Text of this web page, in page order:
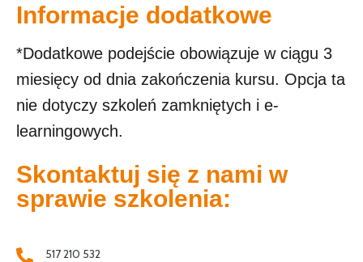
Informacje dodatkowe
*Dodatkowe podejście obowiązuje w ciągu 3
miesięcy od dnia zakończenia kursu. Opcja ta
nie dotyczy szkoleń zamkniętych i e-
learningowych.
Skontaktuj się z nami w
sprawie szkolenia:
517 210 532